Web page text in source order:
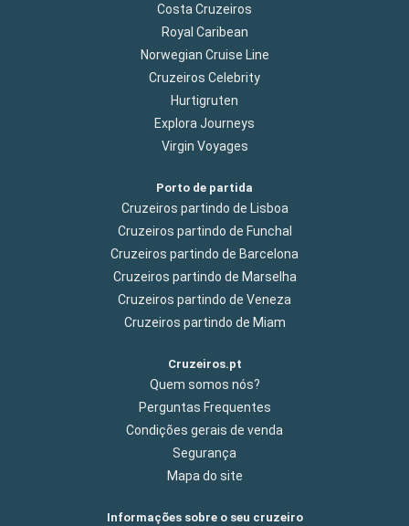
Costa Cruzeiros
Royal Caribean
Norwegian Cruise Line
Cruzeiros Celebrity
Hurtigruten
Explora Journeys
Virgin Voyages
Porto de partida
Cruzeiros partindo de Lisboa
Cruzeiros partindo de Funchal
Cruzeiros partindo de Barcelona
Cruzeiros partindo de Marselha
Cruzeiros partindo de Veneza
Cruzeiros partindo de Miam
Cruzeiros.pt
Quem somos nós?
Perguntas Frequentes
Condições gerais de venda
Segurança
Mapa do site
Informações sobre o seu cruzeiro